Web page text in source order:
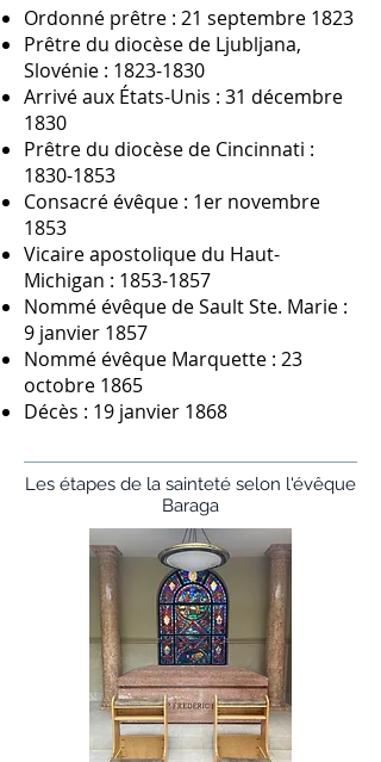
Ordonné prêtre : 21 septembre 1823
Prêtre du diocèse de Ljubljana,
Slovénie : 1823-1830
Arrivé aux États-Unis : 31 décembre
1830
Prêtre du diocèse de Cincinnati :
1830-1853
Consacré évêque : 1er novembre
1853
Vicaire apostolique du Haut-
Michigan : 1853-1857
Nommé évêque de Sault Ste. Marie :
9 janvier 1857
Nommé évêque Marquette : 23
octobre 1865
Décès : 19 janvier 1868
Les étapes de la sainteté selon l'évêque
Baraga